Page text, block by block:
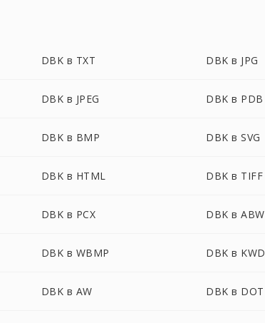
DBK в TXT DBK в JPG
DBK в JPEG DBK в PDB
DBK в BMP DBK в SVG
DBK в HTML DBK в TIFF
DBK в PCX DBK в ABW
DBK в WBMP DBK в KWD
DBK в AW DBK в DOT